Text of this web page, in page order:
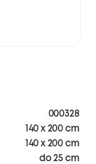
000328
140 x 200 cm
140 x 200 cm
do 25 cm